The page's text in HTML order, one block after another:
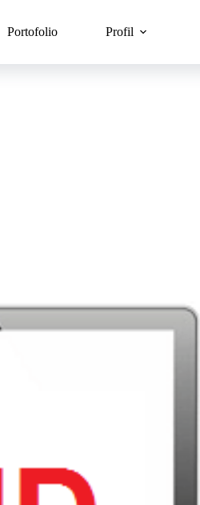
Portofolio Profil